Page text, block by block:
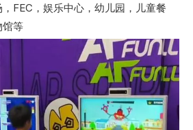
FEC，娱乐中心，幼儿园，儿童餐
馆等